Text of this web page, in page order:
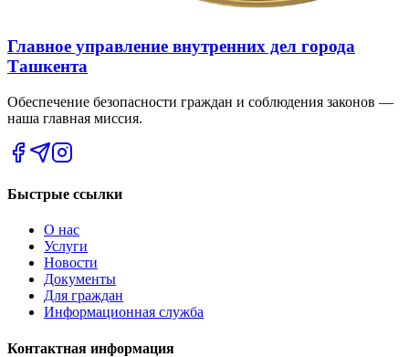
Главное управление внутренних дел города
Ташкента
Обеспечение безопасности граждан и соблюдения законов —
наша главная миссия.
Быстрые ссылки
О нас
Услуги
Новости
Документы
Для граждан
Информационная служба
Контактная информация